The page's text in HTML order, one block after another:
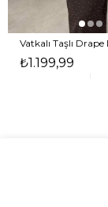
₺1.199,99